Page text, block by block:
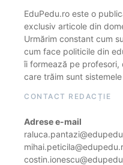
EduPedu.ro este o
exclusiv articole din
Urmărim constant cum
cum face politicile din
îi formează pe
care trăim sunt
CONTACT REDACȚIE
Adrese e-mail